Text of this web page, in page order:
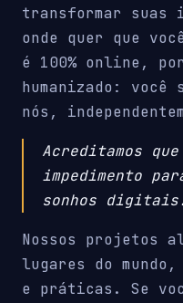
transformar suas
onde quer que
é 100% online,
humanizado: você
nós,
Acreditamos
impedimento
sonhos
Nossos projetos
lugares do
e práticas. Se